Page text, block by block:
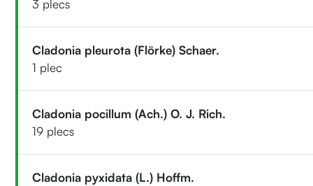
3 plecs
Cladonia pleurota (Flörke) Schaer.
1 plec
Cladonia pocillum (Ach.) O. J. Rich.
19 plecs
Cladonia pyxidata (L.) Hoffm.